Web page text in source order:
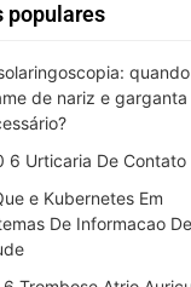
populares
de nariz e garganta
6 Urticaria De Contato
e Kubernetes Em
De Informacao De